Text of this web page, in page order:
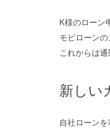
K様のローン
モビローン
これからは
新しい
自社ローン